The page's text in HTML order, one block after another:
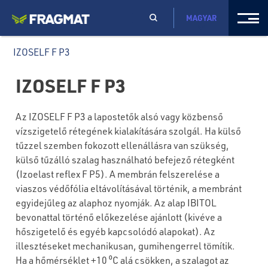
MAGYAR
IZOSELF F P3
IZOSELF F P3
Az IZOSELF F P3 a lapostetők alsó vagy közbenső
vízszigetelő rétegének kialakítására szolgál. Ha külső
tűzzel szemben fokozott ellenállásra van szükség,
külső tűzálló szalag használható befejező rétegként
(Izoelast reflex F P5). A membrán felszerelése a
viaszos védőfólia eltávolításával történik, a membránt
egyidejűleg az alaphoz nyomják. Az alap IBITOL
bevonattal történő előkezelése ajánlott (kivéve a
hőszigetelő és egyéb kapcsolódó alapokat). Az
illesztéseket mechanikusan, gumihengerrel tömítik.
Ha a hőmérséklet +10 ⁰C alá csökken, a szalagot az